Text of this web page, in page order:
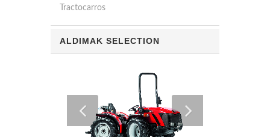
Tractocarros
ALDIMAK SELECTION